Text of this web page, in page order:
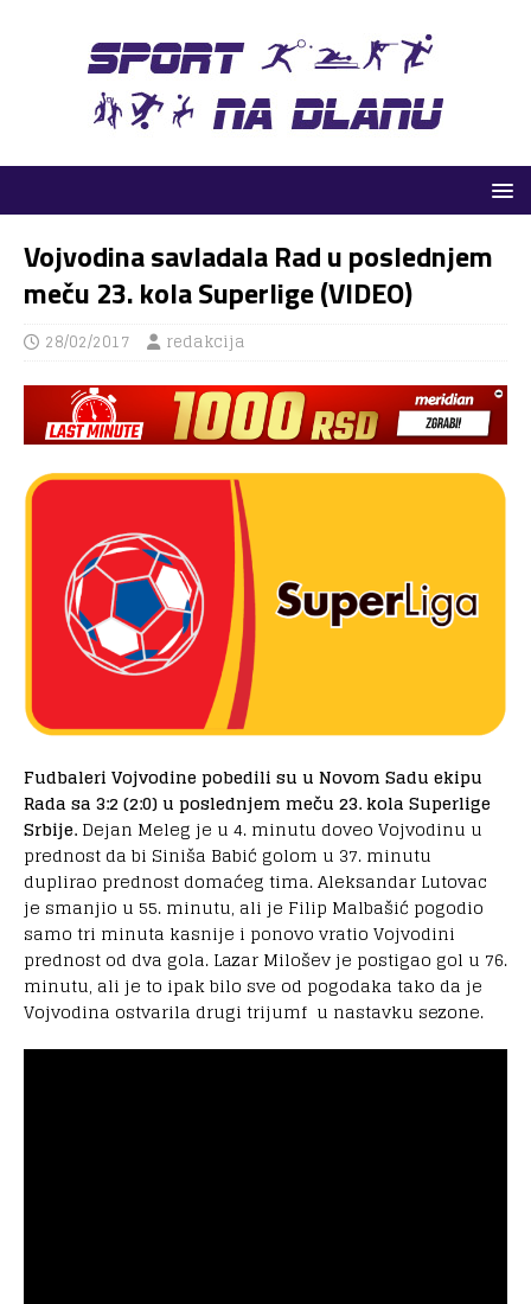
Vojvodina savladala Rad u poslednjem
meču 23. kola Superlige (VIDEO)
28/02/2017 redakcija
Fudbaleri Vojvodine pobedili su u Novom Sadu ekipu
Rada sa 3:2 (2:0) u poslednjem meču 23. kola Superlige
Srbije. Dejan Meleg je u 4. minutu doveo Vojvodinu u
prednost da bi Siniša Babić golom u 37. minutu
duplirao prednost domaćeg tima. Aleksandar Lutovac
je smanjio u 55. minutu, ali je Filip Malbašić pogodio
samo tri minuta kasnije i ponovo vratio Vojvodini
prednost od dva gola. Lazar Milošev je postigao gol u 76.
minutu, ali je to ipak bilo sve od pogodaka tako da je
Vojvodina ostvarila drugi trijumf u nastavku sezone.